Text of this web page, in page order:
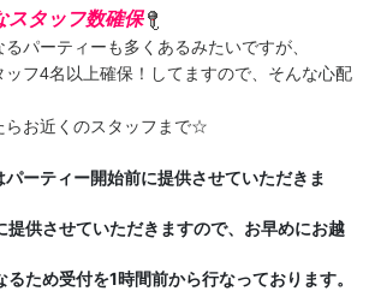
スタッフ数確保
パーティーも多くあるみたいですが、
ッフ4名以上確保！してますので、そんな心配
らお近くのスタッフまで☆
パーティー開始前に提供させていただきま
提供させていただきますので、お早めにお越
ため受付を1時間前から行なっております。